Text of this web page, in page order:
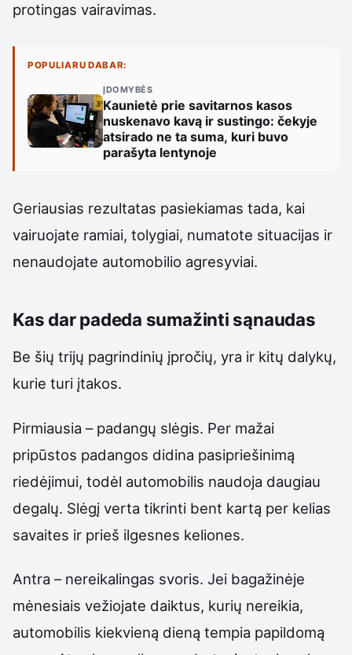
protingas vairavimas.
POPULIARU DABAR:
ĮDOMYBĖS
Kaunietė prie savitarnos kasos
nuskenavo kavą ir sustingo: čekyje
atsirado ne ta suma, kuri buvo
parašyta lentynoje
Geriausias rezultatas pasiekiamas tada, kai
vairuojate ramiai, tolygiai, numatote situacijas ir
nenaudojate automobilio agresyviai.
Kas dar padeda sumažinti sąnaudas
Be šių trijų pagrindinių įpročių, yra ir kitų dalykų,
kurie turi įtakos.
Pirmiausia – padangų slėgis. Per mažai
pripūstos padangos didina pasipriešinimą
riedėjimui, todėl automobilis naudoja daugiau
degalų. Slėgį verta tikrinti bent kartą per kelias
savaites ir prieš ilgesnes keliones.
Antra – nereikalingas svoris. Jei bagažinėje
mėnesiais vežiojate daiktus, kurių nereikia,
automobilis kiekvieną dieną tempia papildomą